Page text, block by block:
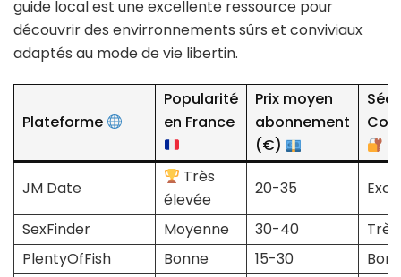
guide local est une excellente ressource pour
découvrir des envirronnements sûrs et conviviaux
adaptés au mode de vie libertin.
Plateforme
Popularité
en France
Prix moyen
abonnement
(€)
JM Date
Très
élevée
20-35
SexFinder
Moyenne 30-40
PlentyOfFish
Bonne 15-30